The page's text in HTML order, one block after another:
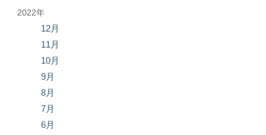
2022年
12月
11月
10月
9月
8月
7月
6月